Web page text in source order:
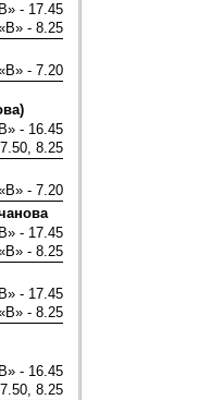
- 17.45
- 8.25
- 7.20
- 16.45
8.25
- 7.20
- 17.45
- 8.25
- 17.45
- 8.25
- 16.45
8.25